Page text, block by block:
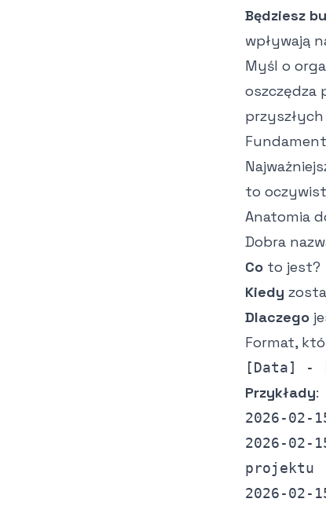
Będziesz
wpływają
Myśl o
oszczędza
to
Anatomia
Dobra
Co to jest?
Kiedy
Dlaczego
Format,
Przykłady:
2026-02-
2026-02-
projektu
2026-